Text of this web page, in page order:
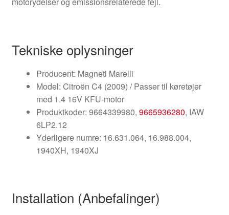
Tekniske oplysninger
Producent: Magneti Marelli
Model: Citroën C4 (2009) / Passer til køretøjer
med 1.4 16V KFU-motor
Produktkoder: 9664339980, 9665936280, IAW
6LP2.12
Yderligere numre: 16.631.064, 16.988.004,
1940XH, 1940XJ
Installation (Anbefalinger)